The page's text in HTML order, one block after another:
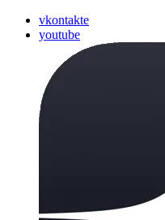
vkontakte
youtube